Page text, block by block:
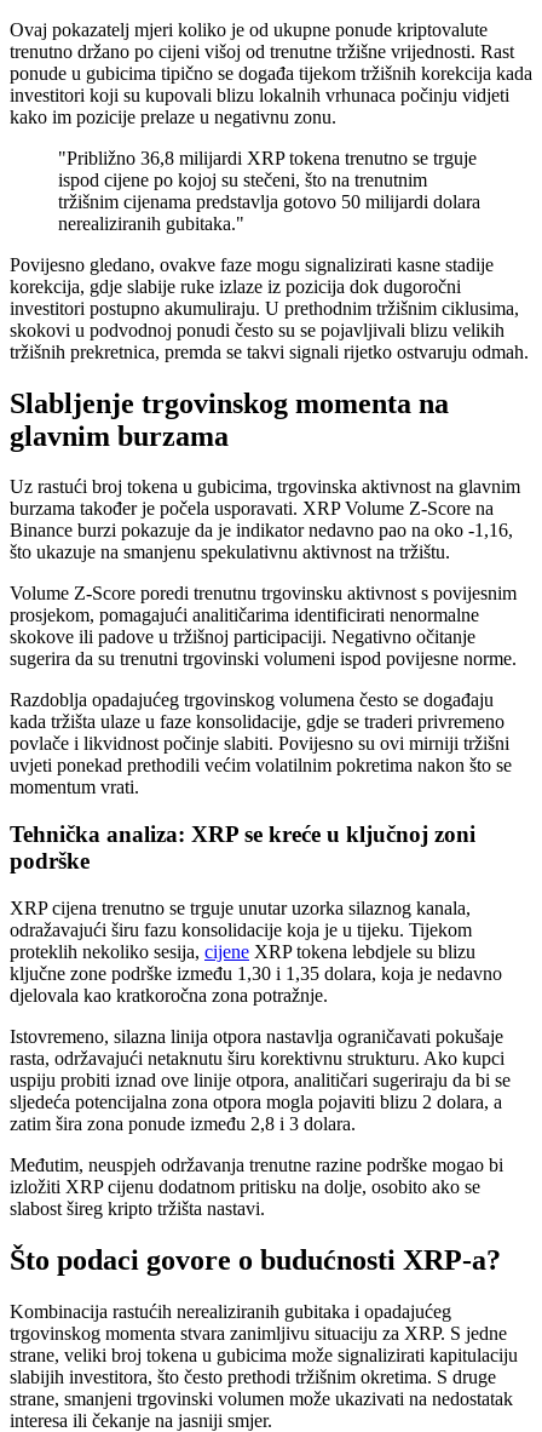
Ovaj pokazatelj mjeri koliko je od ukupne ponude kriptovalute
trenutno držano po cijeni višoj od trenutne tržišne vrijednosti. Rast
ponude u gubicima tipično se događa tijekom tržišnih korekcija kada
investitori koji su kupovali blizu lokalnih vrhunaca počinju vidjeti
kako im pozicije prelaze u negativnu zonu.
"Približno 36,8 milijardi XRP tokena trenutno se trguje
ispod cijene po kojoj su stečeni, što na trenutnim
tržišnim cijenama predstavlja gotovo 50 milijardi dolara
nerealiziranih gubitaka."
Povijesno gledano, ovakve faze mogu signalizirati kasne stadije
korekcija, gdje slabije ruke izlaze iz pozicija dok dugoročni
investitori postupno akumuliraju. U prethodnim tržišnim ciklusima,
skokovi u podvodnoj ponudi često su se pojavljivali blizu velikih
tržišnih prekretnica, premda se takvi signali rijetko ostvaruju odmah.
Slabljenje trgovinskog momenta na
glavnim burzama
Uz rastući broj tokena u gubicima, trgovinska aktivnost na glavnim
burzama također je počela usporavati. XRP Volume Z-Score na
Binance burzi pokazuje da je indikator nedavno pao na oko -1,16,
što ukazuje na smanjenu spekulativnu aktivnost na tržištu.
Volume Z-Score poredi trenutnu trgovinsku aktivnost s povijesnim
prosjekom, pomagajući analitičarima identificirati nenormalne
skokove ili padove u tržišnoj participaciji. Negativno očitanje
sugerira da su trenutni trgovinski volumeni ispod povijesne norme.
Razdoblja opadajućeg trgovinskog volumena često se događaju
kada tržišta ulaze u faze konsolidacije, gdje se traderi privremeno
povlače i likvidnost počinje slabiti. Povijesno su ovi mirniji tržišni
uvjeti ponekad prethodili većim volatilnim pokretima nakon što se
momentum vrati.
Tehnička analiza: XRP se kreće u ključnoj zoni
podrške
XRP cijena trenutno se trguje unutar uzorka silaznog kanala,
odražavajući širu fazu konsolidacije koja je u tijeku. Tijekom
proteklih nekoliko sesija, cijene XRP tokena lebdjele su blizu
ključne zone podrške između 1,30 i 1,35 dolara, koja je nedavno
djelovala kao kratkoročna zona potražnje.
Istovremeno, silazna linija otpora nastavlja ograničavati pokušaje
rasta, održavajući netaknutu širu korektivnu strukturu. Ako kupci
uspiju probiti iznad ove linije otpora, analitičari sugeriraju da bi se
sljedeća potencijalna zona otpora mogla pojaviti blizu 2 dolara, a
zatim šira zona ponude između 2,8 i 3 dolara.
Međutim, neuspjeh održavanja trenutne razine podrške mogao bi
izložiti XRP cijenu dodatnom pritisku na dolje, osobito ako se
slabost šireg kripto tržišta nastavi.
Što podaci govore o budućnosti XRP-a?
Kombinacija rastućih nerealiziranih gubitaka i opadajućeg
trgovinskog momenta stvara zanimljivu situaciju za XRP. S jedne
strane, veliki broj tokena u gubicima može signalizirati kapitulaciju
slabijih investitora, što često prethodi tržišnim okretima. S druge
strane, smanjeni trgovinski volumen može ukazivati na nedostatak
interesa ili čekanje na jasniji smjer.